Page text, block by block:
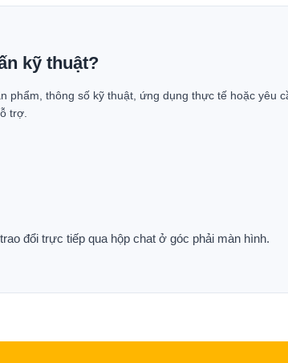
kỹ thuật?
phẩm, thông số kỹ thuật, ứng dụng thực tế hoặc yêu
trợ.
đổi trực tiếp qua hộp chat ở góc phải màn hình.